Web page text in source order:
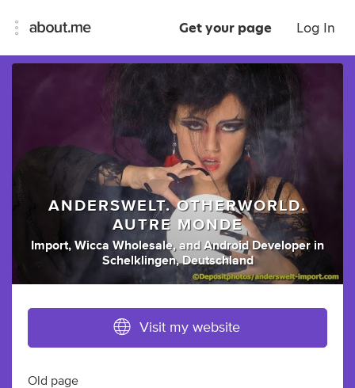
Get your page Log In
ANDERSWELT. OTHERWORLD.
AUTRE MONDE
Import, Wicca Wholesale, andAndroid Developer in
Schelklingen, Deutschland
Visit my website
Old page